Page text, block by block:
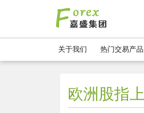
关于我们 热门交易产品
欧洲股指